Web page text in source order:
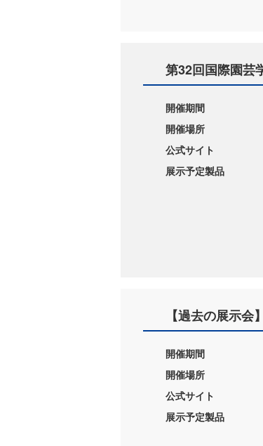
第32回国際園芸
開催期間
開催場所
公式サイト
展示予定製品
【過去の展示
開催期間
開催場所
公式サイト
展示予定製品